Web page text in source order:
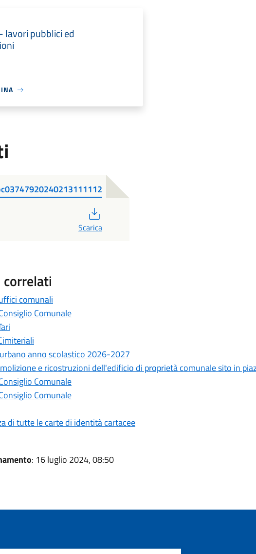
lavori pubblici ed
Scarica
comunali
Comunale
anno scolastico 2026-2027
e ricostruzioni dell'edificio di proprietà comunale sito in
Comunale
Comunale
di tutte le carte di identità cartacee
: 16 luglio 2024, 08:50